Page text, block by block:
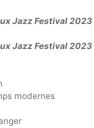
Jazz Festival 2023
Jazz Festival 2023
modernes